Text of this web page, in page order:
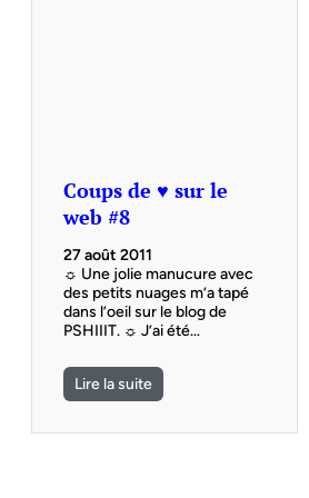
Coups de ♥ sur le
web #8
27 août 2011
☼ Une jolie manucure avec
des petits nuages m’a tapé
dans l’oeil sur le blog de
PSHIIIT. ☼ J’ai été…
Lire la suite